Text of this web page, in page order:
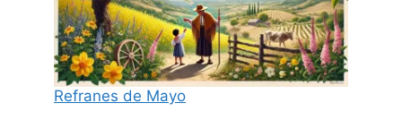
Refranes de Mayo